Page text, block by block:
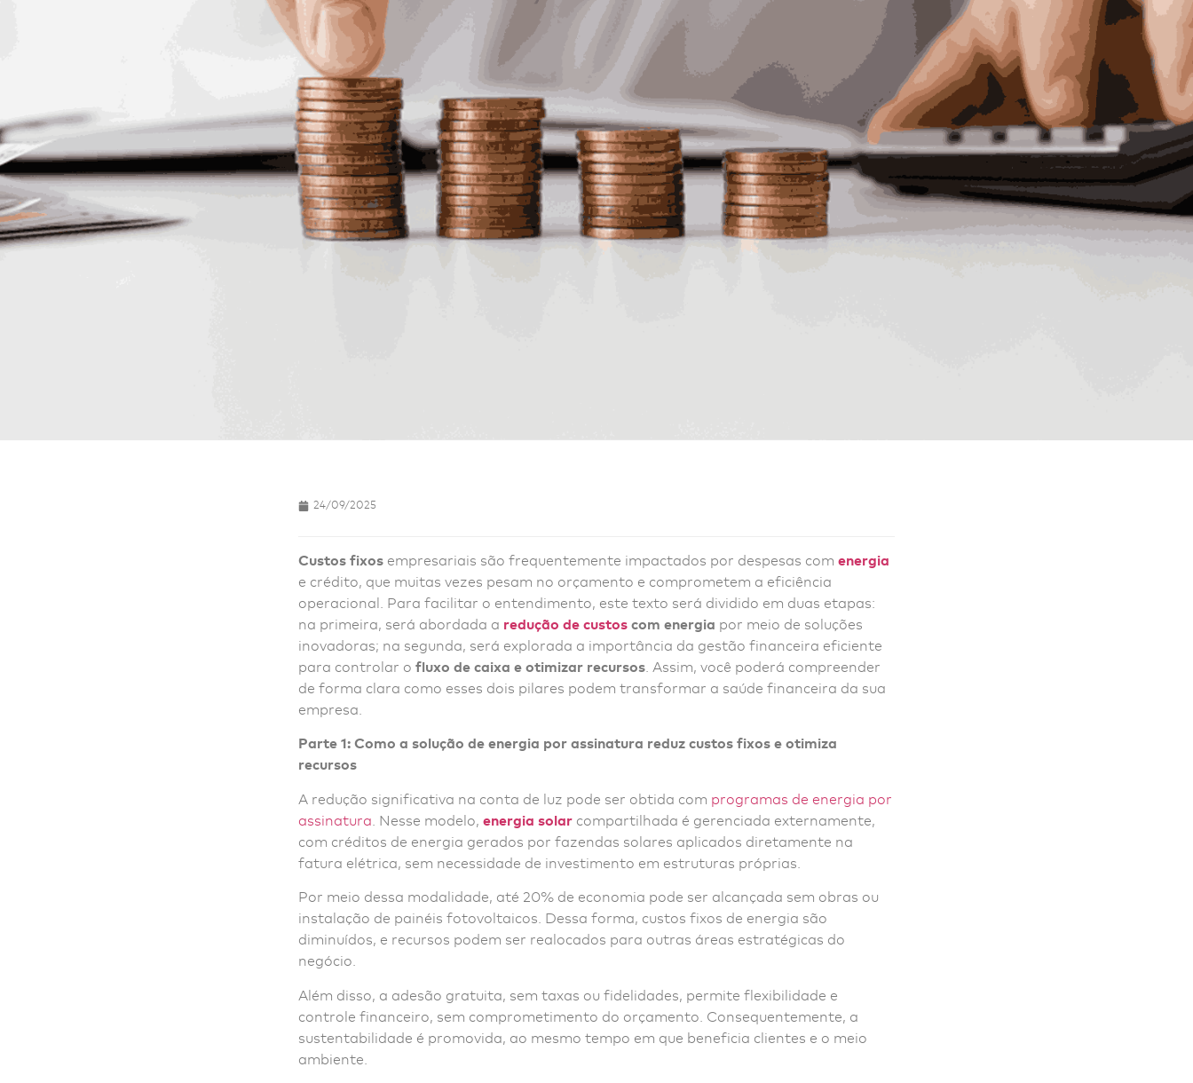
24/09/2025
Custos fixos empresariais são frequentemente impactados por despesas com energia
e crédito, que muitas vezes pesam no orçamento e comprometem a eficiência
operacional. Para facilitar o entendimento, este texto será dividido em duas etapas:
na primeira, será abordada a redução de custos com energia por meio de soluções
inovadoras; na segunda, será explorada a importância da gestão financeira eficiente
para controlar o fluxo de caixa e otimizar recursos . Assim, você poderá compreender
de forma clara como esses dois pilares podem transformar a saúde financeira da sua
empresa.
Parte 1: Como a solução de energia por assinatura reduz custos fixos e otimiza
recursos
A redução significativa na conta de luz pode ser obtida com programas de energia por
assinatura . Nesse modelo, energia solar compartilhada é gerenciada externamente,
com créditos de energia gerados por fazendas solares aplicados diretamente na
fatura elétrica, sem necessidade de investimento em estruturas próprias.
Por meio dessa modalidade, até 20% de economia pode ser alcançada sem obras ou
instalação de painéis fotovoltaicos. Dessa forma, custos fixos de energia são
diminuídos, e recursos podem ser realocados para outras áreas estratégicas do
negócio.
Além disso, a adesão gratuita, sem taxas ou fidelidades, permite flexibilidade e
controle financeiro, sem comprometimento do orçamento. Consequentemente, a
sustentabilidade é promovida, ao mesmo tempo em que beneficia clientes e o meio
ambiente.